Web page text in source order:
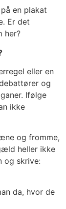
en plakat
Er det
her?
eller en
og
Ifølge
ikke
og fromme,
heller ikke
og skrive:
da, hvor de